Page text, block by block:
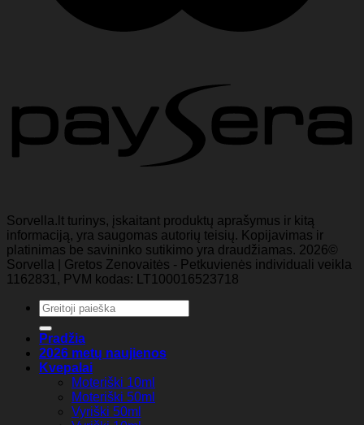
Sorvella.lt turinys, įskaitant produktų aprašymus ir kitą
informaciją, yra saugomas autorių teisių. Kopijavimas ir
platinimas be savininko sutikimo yra draudžiamas. 2026©
Sorvella | Gretos Zenovaitės - Petkuvienės individuali veikla
1162831, PVM kodas: LT100016523718
Ieškoti:
Pradžia
2026 metų naujienos
Kvepalai
Moteriški 10ml
Moteriški 50ml
Vyriški 50ml